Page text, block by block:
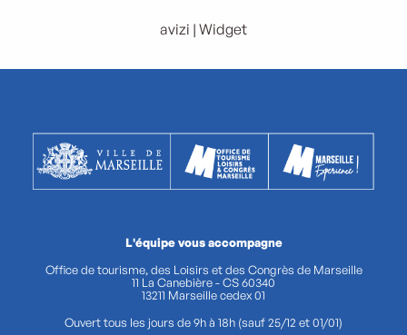
avizi | Widget
L'équipe vous accompagne
Office de tourisme, des Loisirs et des Congrès de Marseille
11 La Canebière - CS 60340
13211 Marseille cedex 01
Ouvert tous les jours de 9h à 18h (sauf 25/12 et 01/01)